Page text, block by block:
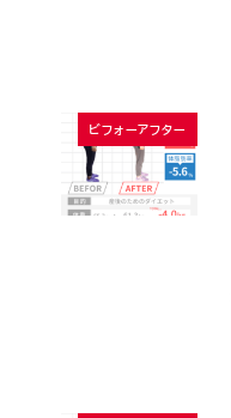
ビフォーアフター